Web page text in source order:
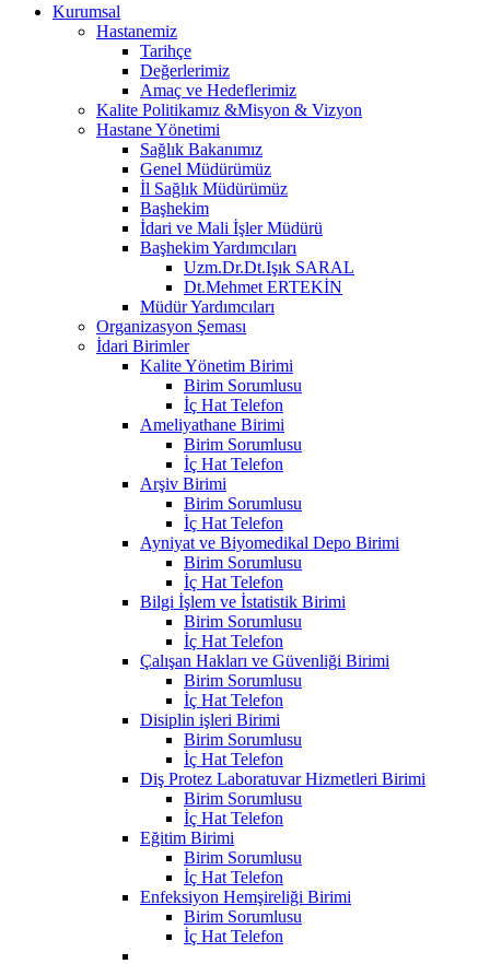
Kurumsal
Hastanemiz
Tarihçe
Değerlerimiz
Amaç ve Hedeflerimiz
Kalite Politikamız &Misyon & Vizyon
Hastane Yönetimi
Sağlık Bakanımız
Genel Müdürümüz
İl Sağlık Müdürümüz
Başhekim
İdari ve Mali İşler Müdürü
Başhekim Yardımcıları
Uzm.Dr.Dt.Işık SARAL
Dt.Mehmet ERTEKİN
Müdür Yardımcıları
Organizasyon Şeması
İdari Birimler
Kalite Yönetim Birimi
Birim Sorumlusu
İç Hat Telefon
Ameliyathane Birimi
Birim Sorumlusu
İç Hat Telefon
Arşiv Birimi
Birim Sorumlusu
İç Hat Telefon
Ayniyat ve Biyomedikal Depo Birimi
Birim Sorumlusu
İç Hat Telefon
Bilgi İşlem ve İstatistik Birimi
Birim Sorumlusu
İç Hat Telefon
Çalışan Hakları ve Güvenliği Birimi
Birim Sorumlusu
İç Hat Telefon
Disiplin işleri Birimi
Birim Sorumlusu
İç Hat Telefon
Diş Protez Laboratuvar Hizmetleri Birimi
Birim Sorumlusu
İç Hat Telefon
Eğitim Birimi
Birim Sorumlusu
İç Hat Telefon
Enfeksiyon Hemşireliği Birimi
Birim Sorumlusu
İç Hat Telefon